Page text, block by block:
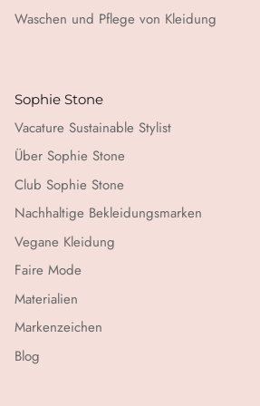
Waschen und Pflege von Kleidung
Sophie Stone
Vacature Sustainable Stylist
Über Sophie Stone
Club Sophie Stone
Nachhaltige Bekleidungsmarken
Vegane Kleidung
Faire Mode
Materialien
Markenzeichen
Blog